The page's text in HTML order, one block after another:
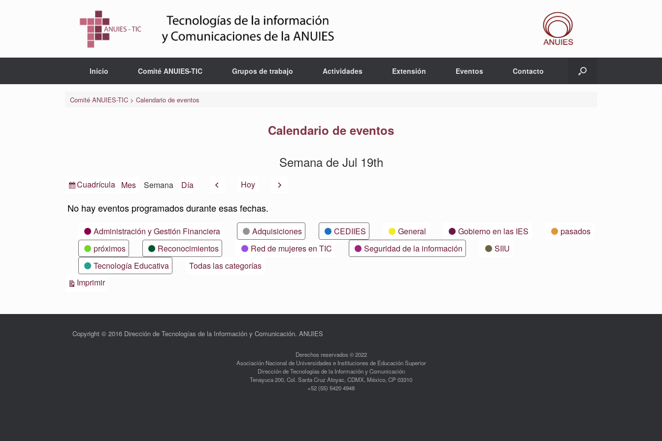
Inicio Comité ANUIES-TIC Grupos de trabajo Actividades Extensión Eventos Contacto
Comité ANUIES-TIC> Calendario de eventos
Calendario de eventos
Semana de Jul 19th
Ver
Cuadrícula Mes Semana Día AnteriorHoy Siguiente
No hay eventos programados durante esas fechas.
CategoríasAdministración y Gestión Financiera Adquisiciones CEDIIES General Gobierno en las IES
pasados
próximos
Reconocimientos Red de mujeres en TIC Seguridad de la información
SIIU
Tecnología Educativa
Todas las categorías
ImprimirVistas
Copyright © 2016 Dirección de Tecnologías de la Información y Comunicación. ANUIES
Derechos reservados © 2022
Asociación Nacional de Universidades e Instituciones de Educación Superior
Dirección de Tecnologías de la Información y Comunicación
Tenayuca 200, Col. Santa Cruz Atoyac, CDMX, México, CP 03310
+52 (55) 5420 4948